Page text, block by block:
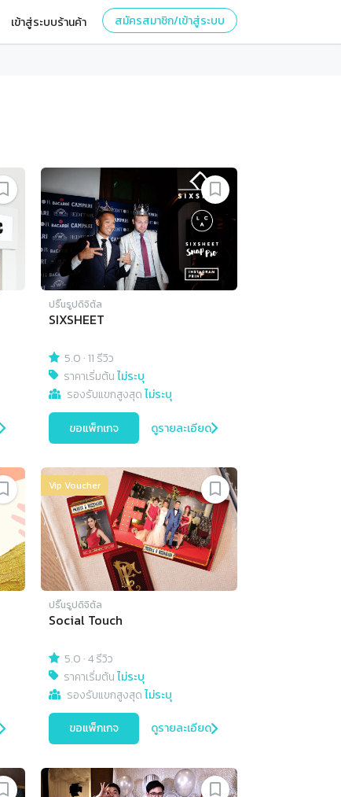
เข้าสู่ระบบร้านค้า สมัครสมาชิก/เข้าสู่ระบบ
ปริ๊นรูปดิจิตัล
SIXSHEET
5.0 ·11 รีวิว
ราคาเริ่มต้นไม่ระบุ
รองรับแขกสูงสุดไม่ระบุ
ขอแพ็กเกจ ดูรายละเอียด
Vip Voucher
ปริ๊นรูปดิจิตัล
Social Touch
5.0 ·4 รีวิว
ราคาเริ่มต้นไม่ระบุ
รองรับแขกสูงสุดไม่ระบุ
ขอแพ็กเกจ ดูรายละเอียด